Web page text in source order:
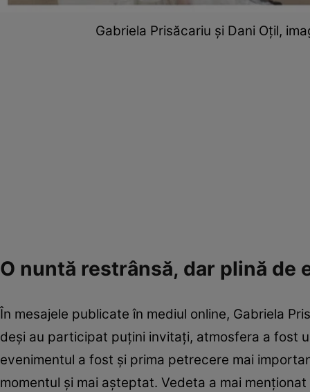
Gabriela Prisăcariu și Dani Oțil,
O nuntă restrânsă, dar plină de
În mesajele publicate în mediul online, Gabriela
deși au participat puțini invitați, atmosfera a fost
evenimentul a fost și prima petrecere mai
momentul și mai așteptat. Vedeta a mai